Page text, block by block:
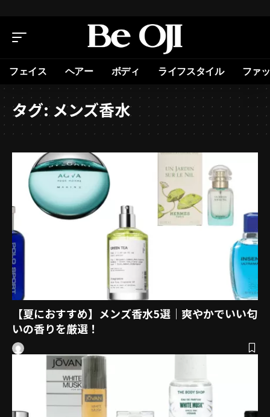
フェイス ヘアー ボディ ライフスタイル ファ
タグ:メンズ香水
【夏におすすめ】メンズ香水5選｜爽やかでいい匂
いの香りを厳選！